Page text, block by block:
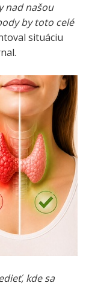
nad našou
by toto celé
situáciu
kde sa